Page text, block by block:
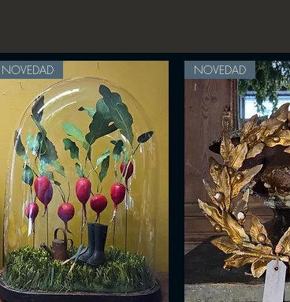
NOVEDAD NOVEDAD